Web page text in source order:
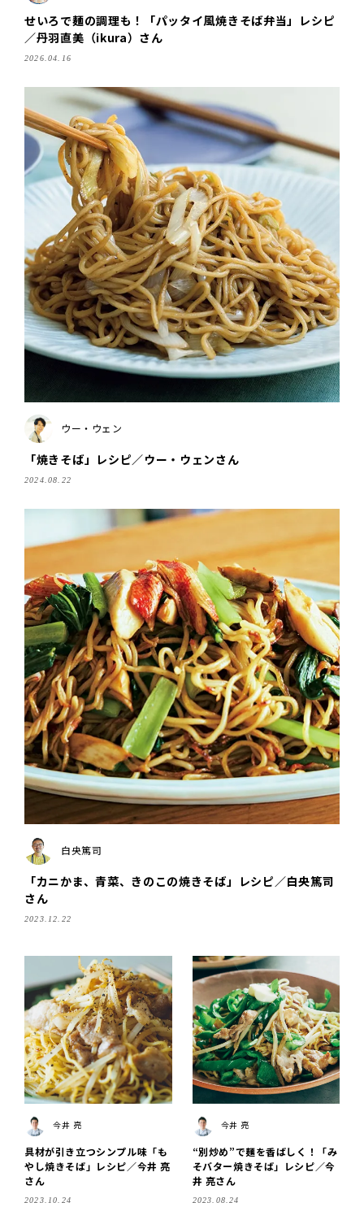
せいろで麺の調理も！「パッタイ風焼きそば弁当」レシピ
／丹羽直美（ikura）さん
2026.04.16
ウー・ウェン
「焼きそば」レシピ／ウー・ウェンさん
2024.08.22
白央篤司
「カニかま、青菜、きのこの焼きそば」レシピ／白央篤司
さん
2023.12.22
今井 亮
具材が引き立つシンプル味「も
やし焼きそば」レシピ／今井 亮
さん
2023.10.24
今井 亮
“別炒め”で麺を香ばしく！「み
そバター焼きそば」レシピ／今
井 亮さん
2023.08.24